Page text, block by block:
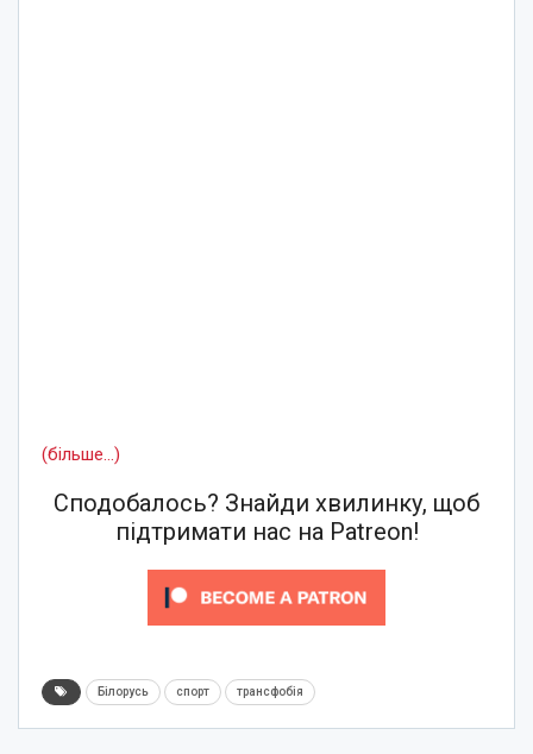
(більше…)
Сподобалось? Знайди хвилинку, щоб
підтримати нас на Patreon!
Білорусь спорт трансфобія